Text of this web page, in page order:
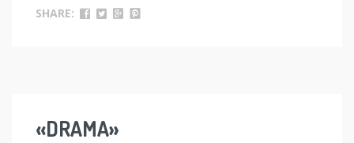
SHARE:
«DRAMA»